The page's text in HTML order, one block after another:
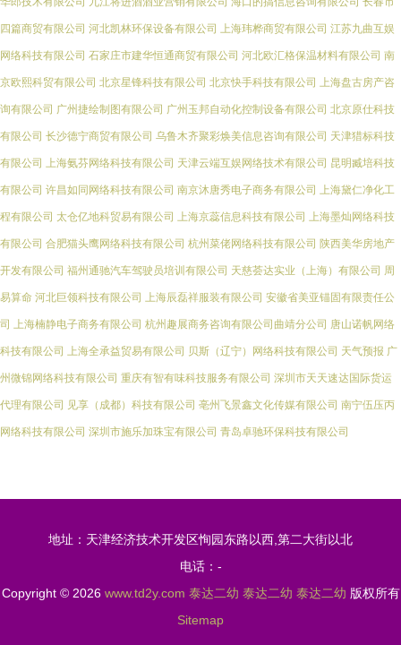
四篇商贸有限公司 河北凯林环保设备有限公司 上海玮桦商贸有限公司 江苏九曲互娱
网络科技有限公司 石家庄市建华恒通商贸有限公司 河北欧汇格保温材料有限公司 南
京欧熙科贸有限公司 北京星锋科技有限公司 北京快手科技有限公司 上海盘古房产咨
询有限公司 广州捷绘制图有限公司 广州玉邦自动化控制设备有限公司 北京原仕科技
有限公司 长沙德宁商贸有限公司 乌鲁木齐聚彩焕美信息咨询有限公司 天津猎标科技
有限公司 上海氨芬网络科技有限公司 天津云端互娱网络技术有限公司 昆明臧培科技
有限公司 许昌如同网络科技有限公司 南京沐唐秀电子商务有限公司 上海黛仁净化工
程有限公司 太仓亿地科贸易有限公司 上海京蕊信息科技有限公司 上海墨灿网络科技
有限公司 合肥猫头鹰网络科技有限公司 杭州菜佬网络科技有限公司 陕西美华房地产
开发有限公司 福州通驰汽车驾驶员培训有限公司 天慈荟达实业（上海）有限公司 周
易算命 河北巨领科技有限公司 上海辰磊祥服装有限公司 安徽省美亚锚固有限责任公
司 上海楠静电子商务有限公司 杭州趣展商务咨询有限公司曲靖分公司 唐山诺帆网络
科技有限公司 上海全承益贸易有限公司 贝斯（辽宁）网络科技有限公司 天气预报 广
州微锦网络科技有限公司 重庆有智有味科技服务有限公司 深圳市天天速达国际货运
代理有限公司 见享（成都）科技有限公司 亳州飞景鑫文化传媒有限公司 南宁伍压丙
网络科技有限公司 深圳市施乐加珠宝有限公司 青岛卓驰环保科技有限公司
地址：天津经济技术开发区恂园东路以西,第二大街以北
电话：-
Copyright © 2026 www.td2y.com 泰达二幼 泰达二幼 泰达二幼 版权所有
Sitemap